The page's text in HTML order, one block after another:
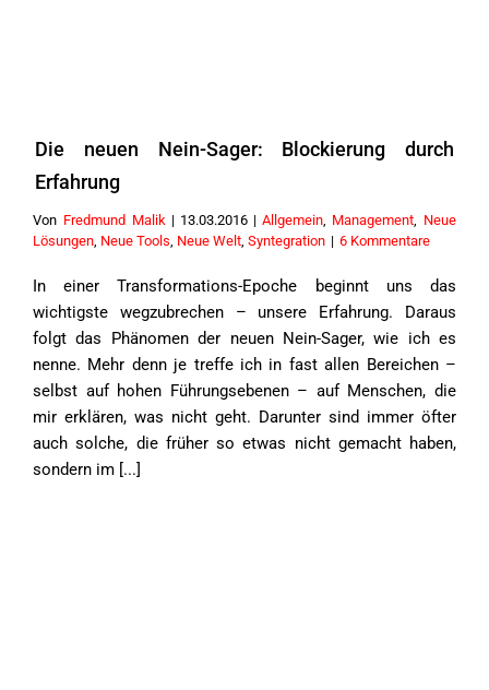
Die neuen Nein-Sager: Blockierung durch
Erfahrung
Von Fredmund Malik | 13.03.2016 | Allgemein, Management, Neue
Lösungen, Neue Tools, Neue Welt, Syntegration | 6 Kommentare
In einer Transformations-Epoche beginnt uns das
wichtigste wegzubrechen – unsere Erfahrung. Daraus
folgt das Phänomen der neuen Nein-Sager, wie ich es
nenne. Mehr denn je treffe ich in fast allen Bereichen –
selbst auf hohen Führungsebenen – auf Menschen, die
mir erklären, was nicht geht. Darunter sind immer öfter
auch solche, die früher so etwas nicht gemacht haben,
sondern im [...]